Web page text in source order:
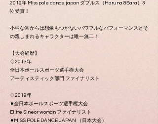
2019年 Miss pole dance japan ダブルス（Haruna &Sara）3
位受賞！
小柄な体からは想像もつかないパワフルなパフォーマンスとそ
の親しまれるキャラクターは唯一無二！
【大会経歴】
♢2017年
全日本ポールスポーツ選手権大会
アーティスティック部門 ファイナリスト
♢2019年
⚫︎全日本ポールスポーツ選手権大会
Ellite Sineor woman ファイナリスト
⚫︎MISS POLE DANCE JAPAN （日本大会）